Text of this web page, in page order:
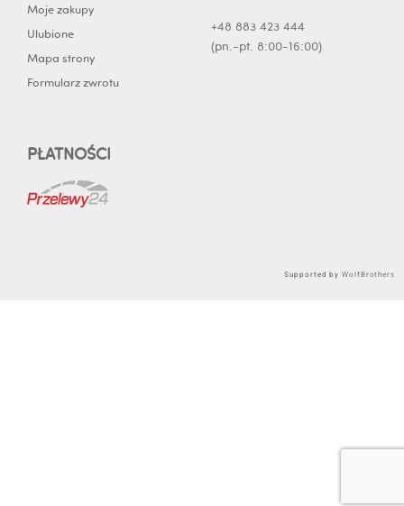
Moje zakupy
Ulubione
Mapa strony
Formularz zwrotu
+48 883 423 444
(pn.-pt. 8:00-16:00)
PŁATNOŚCI
Supported byWolfBrothers